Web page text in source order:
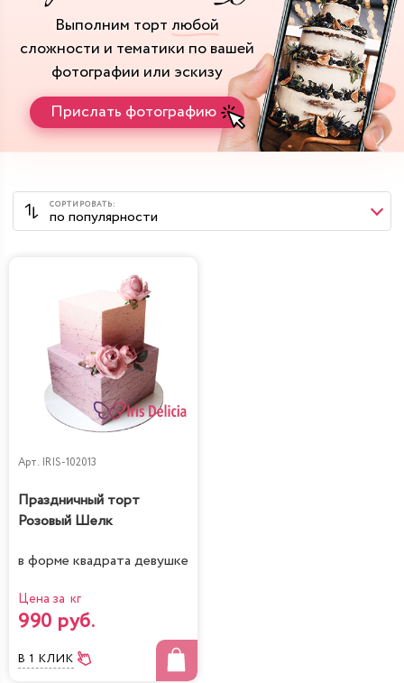
Выполним торт любой
сложности и тематики по вашей
фотографии или эскизу
Прислать фотографию
Арт. IRIS-102013
Праздничный торт
Розовый Шелк
в форме квадрата девушке
Цена за кг
990 руб.
В 1 КЛИК